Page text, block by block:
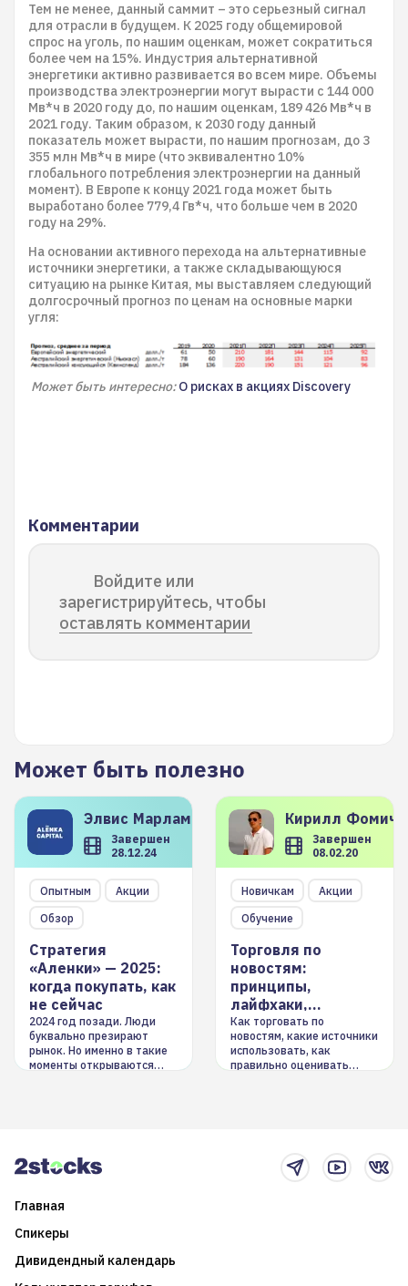
Тем не менее, данный саммит – это серьезный сигнал
для отрасли в будущем. К 2025 году общемировой
спрос на уголь, по нашим оценкам, может сократиться
более чем на 15%. Индустрия альтернативной
энергетики активно развивается во всем мире. Объемы
производства электроэнергии могут вырасти с 144 000
Мв*ч в 2020 году до, по нашим оценкам, 189 426 Мв*ч в
2021 году. Таким образом, к 2030 году данный
показатель может вырасти, по нашим прогнозам, до 3
355 млн Мв*ч в мире (что эквивалентно 10%
глобального потребления электроэнергии на данный
момент). В Европе к концу 2021 года может быть
выработано более 779,4 Гв*ч, что больше чем в 2020
году на 29%.
На основании активного перехода на альтернативные
источники энергетики, а также складывающуюся
ситуацию на рынке Китая, мы выставляем следующий
долгосрочный прогноз по ценам на основные марки
угля:
Может быть интересно: О рисках в акциях Discovery
Комментарии
Войдите или
зарегистрируйтесь, чтобы
оставлять комментарии
Может быть полезно
Элвис Марламов
Завершен
28.12.24
Опытным
Акции
Обзор
Стратегия
«Аленки» — 2025:
когда покупать, как
не сейчас
2024 год позади. Люди
буквально презирают
рынок. Но именно в такие
моменты открываются
Кирилл
Завершен
08.02.20
Новичкам
Акции
Обучение
Торговля по
новостям:
принципы,
лайфхаки,
инструменты
Как торговать по
новостям, какие источники
использовать, как
правильно оценивать
Главная
Спикеры
Дивидендный календарь